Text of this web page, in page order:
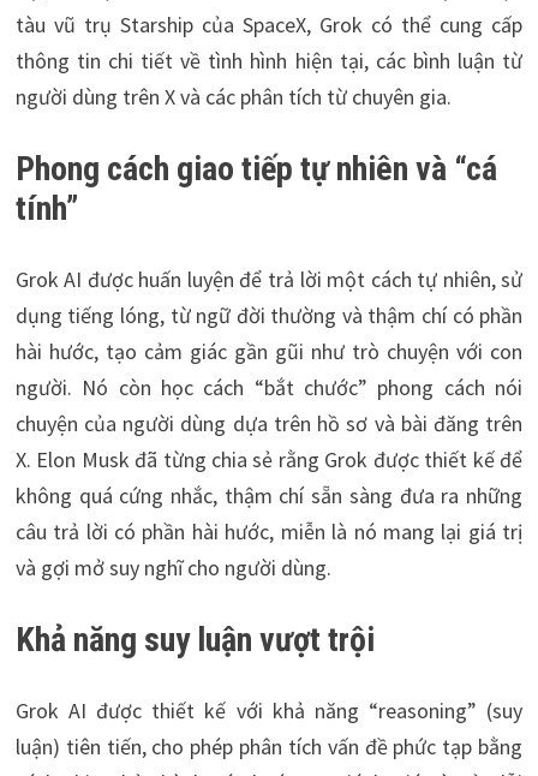
tàu vũ trụ Starship của SpaceX, Grok có thể cung cấp
thông tin chi tiết về tình hình hiện tại, các bình luận từ
người dùng trên X và các phân tích từ chuyên gia.
Phong cách giao tiếp tự nhiên và “cá
tính”
Grok AI được huấn luyện để trả lời một cách tự nhiên, sử
dụng tiếng lóng, từ ngữ đời thường và thậm chí có phần
hài hước, tạo cảm giác gần gũi như trò chuyện với con
người. Nó còn học cách “bắt chước” phong cách nói
chuyện của người dùng dựa trên hồ sơ và bài đăng trên
X. Elon Musk đã từng chia sẻ rằng Grok được thiết kế để
không quá cứng nhắc, thậm chí sẵn sàng đưa ra những
câu trả lời có phần hài hước, miễn là nó mang lại giá trị
và gợi mở suy nghĩ cho người dùng.
Khả năng suy luận vượt trội
Grok AI được thiết kế với khả năng “reasoning” (suy
luận) tiên tiến, cho phép phân tích vấn đề phức tạp bằng